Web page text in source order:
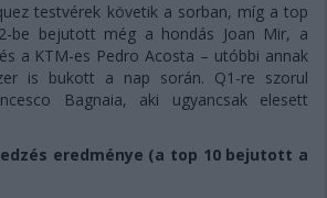
testvérek követik a sorban, míg a top
be bejutott még a hondás Joan Mir, a
a KTM-es Pedro Acosta – utóbbi annak
is bukott a nap során. Q1-re szorul
Bagnaia, aki ugyancsak elesett
eredménye (a top 10 bejutott a